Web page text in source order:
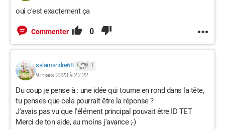
oui c'est exactement ça
Commenter 0
salamandre68 1
9 mars 2023 à 22:22
Du coup je pense à : une idée qui tourne en rond dans la tête,
tu penses que cela pourrait être la réponse ?
J'avais pas vu que l'élément principal pouvait être ID TET
Merci de ton aide, au moins j'avance ;-)